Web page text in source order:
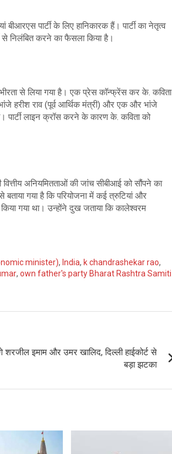
बीआरएस पार्टी के लिए हानिकारक हैं। पार्टी का नेतृत्व
से निलंबित करने का फैसला किया है।
से लिया गया है। एक प्रेस कॉन्फ्रेंस कर के. कविता
हरीश राव (पूर्व आर्थिक मंत्री) और एक और भांजे
पार्टी लाइन क्रॉस करने के कारण के. कविता को
अनियमितताओं की जांच सीबीआई को सौंपने का
बताया गया है कि परियोजना में कई त्रुटियां और
किया गया था। उन्होंने दुख जताया कि कालेश्वरम
minister), India, k chandrashekar rao,
, own father's party Bharat Rashtra Samiti
इमाम और उमर खालिद, दिल्ली हाईकोर्ट से
बड़ा झटका